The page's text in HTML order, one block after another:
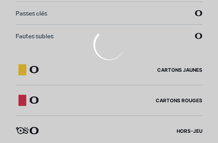
Passes clés 0
Fautes subies 0
0 CARTONS JAUNES
0 CARTONS ROUGES
0 HORS-JEU